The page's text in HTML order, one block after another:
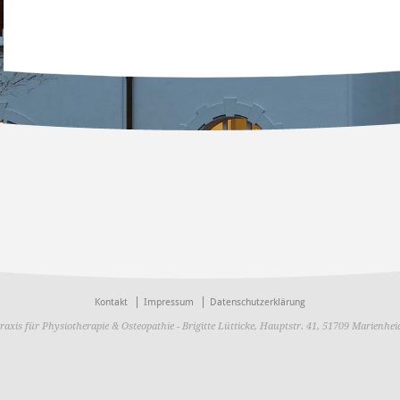
Kontakt Impressum Datenschutzerklärung
für Physiotherapie & Osteopathie - Brigitte Lütticke, Hauptstr. 41, 51709